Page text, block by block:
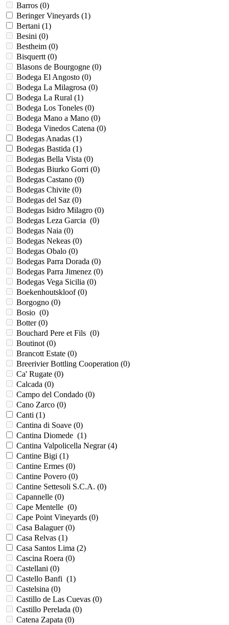
Barros (0)
Beringer Vineyards (1)
Bertani (1)
Besini (0)
Bestheim (0)
Bisquertt (0)
Blasons de Bourgogne (0)
Bodega El Angosto (0)
Bodega La Milagrosa (0)
Bodega La Rural (1)
Bodega Los Toneles (0)
Bodega Mano a Mano (0)
Bodega Vinedos Catena (0)
Bodegas Anadas (1)
Bodegas Bastida (1)
Bodegas Bella Vista (0)
Bodegas Biurko Gorri (0)
Bodegas Castano (0)
Bodegas Chivite (0)
Bodegas del Saz (0)
Bodegas Isidro Milagro (0)
Bodegas Leza Garcia (0)
Bodegas Naia (0)
Bodegas Nekeas (0)
Bodegas Obalo (0)
Bodegas Parra Dorada (0)
Bodegas Parra Jimenez (0)
Bodegas Vega Sicilia (0)
Boekenhoutskloof (0)
Borgogno (0)
Bosio (0)
Botter (0)
Bouchard Pere et Fils (0)
Boutinot (0)
Brancott Estate (0)
Breerivier Bottling Cooperation (0)
Ca' Rugate (0)
Calcada (0)
Campo del Condado (0)
Cano Zarco (0)
Canti (1)
Cantina di Soave (0)
Cantina Diomede (1)
Cantina Valpolicella Negrar (4)
Cantine Bigi (1)
Cantine Ermes (0)
Cantine Povero (0)
Cantine Settesoli S.C.A. (0)
Capannelle (0)
Cape Mentelle (0)
Cape Point Vineyards (0)
Casa Balaguer (0)
Casa Relvas (1)
Casa Santos Lima (2)
Cascina Roera (0)
Castellani (0)
Castello Banfi (1)
Castelsina (0)
Castillo de Las Cuevas (0)
Castillo Perelada (0)
Catena Zapata (0)